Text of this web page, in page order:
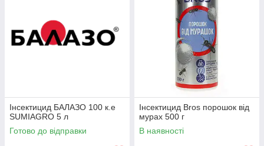
Інсектицид БАЛАЗО 100 к.е
SUMIAGRO 5 л
Готово до відправки
Інсектицид Bros порошок від
мурах 500 г
В наявності